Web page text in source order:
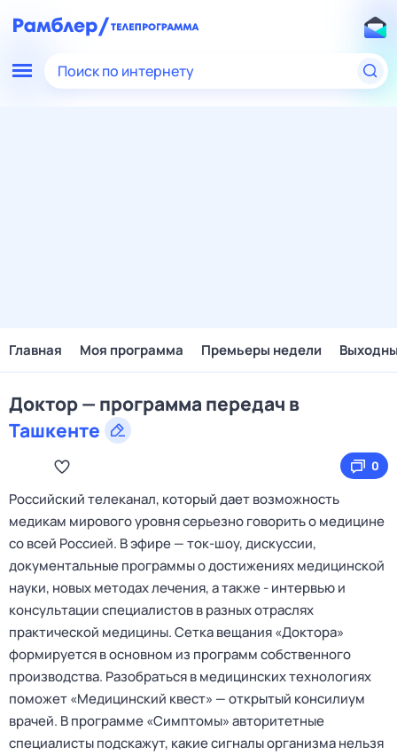
Поиск по интернету
Главная Моя программа Премьеры недели
Доктор — программа передач в
Ташкенте
0
Российский телеканал, который дает возможность
медикам мирового уровня серьезно говорить о медицине
со всей Россией. В эфире — ток‑шоу, дискуссии,
документальные программы о достижениях медицинской
науки, новых методах лечения, а также - интервью и
консультации специалистов в разных отраслях
практической медицины. Сетка вещания «Доктора»
формируется в основном из программ собственного
производства. Разобраться в медицинских технологиях
поможет «Медицинский квест» — открытый консилиум
врачей. В программе «Симптомы» авторитетные
специалисты подскажут, какие сигналы организма нельзя